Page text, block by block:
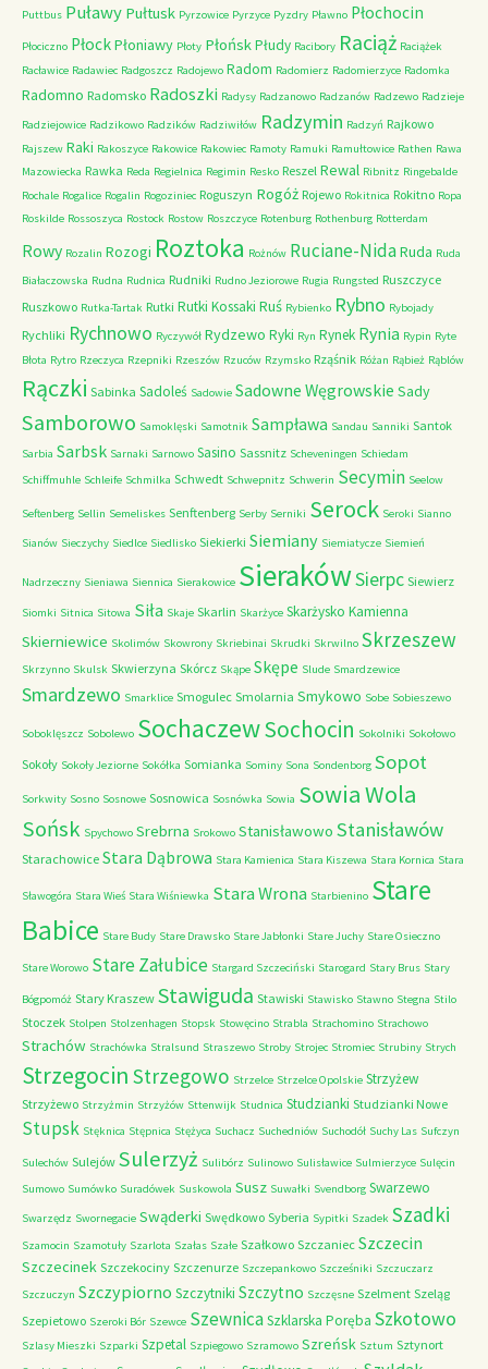
Puttbus Puławy Pułtusk Pyrzowice Pyrzyce Pyzdry Pławno Płochocin
Płociczno PłockPłoniawy Płoty PłońskPłudy Racibory Raciąż Raciążek
Racławice Radawiec Radgoszcz Radojewo Radom Radomierz Radomierzyce Radomka
Radomno Radomsko Radoszki Radysy Radzanowo Radzanów Radzewo Radzieje
Radziejowice Radzikowo Radzików Radziwiłów Radzymin Radzyń Rajkowo
Rajszew Raki Rakoszyce Rakowice Rakowiec Ramoty Ramuki Ramułtowice Rathen Rawa
Mazowiecka Rawka Reda Regielnica Regimin Resko Reszel Rewal Ribnitz Ringebalde
Rochale Rogalice Rogalin Rogoziniec Roguszyn Rogóż Rojewo Rokitnica Rokitno Ropa
Roskilde Rossoszyca Rostock Rostow Roszczyce Rotenburg Rothenburg Rotterdam
Rowy Rozalin Rozogi Roztoka Rożnów Ruciane-NidaRuda Ruda
Białaczowska Rudna Rudnica Rudniki Rudno Jeziorowe Rugia Rungsted Ruszczyce
Ruszkowo Rutka-Tartak Rutki Rutki Kossaki Ruś Rybienko Rybno Rybojady
Rychliki Rychnowo Ryczywół Rydzewo Ryki Ryn Rynek Rynia Rypin Ryte
Błota Rytro Rzeczyca Rzepniki Rzeszów Rzuców Rzymsko Rząśnik Różan Rąbież Rąblów
Rączki Sabinka Sadoleś Sadowie Sadowne Węgrowskie Sady
Samborowo Samoklęski Samotnik Sampława Sandau Sanniki Santok
Sarbia Sarbsk Sarnaki Sarnowo Sasino Sassnitz Scheveningen Schiedam
Schiffmuhle Schleife Schmilka Schwedt Schwepnitz Schwerin Secymin Seelow
Seftenberg Sellin Semeliskes Senftenberg Serby Serniki Serock Seroki Sianno
Sianów Sieczychy Siedlce Siedlisko Siekierki Siemiany Siemiatycze Siemień
Nadrzeczny Sieniawa Siennica Sierakowice SierakówSierpc Siewierz
Siomki Sitnica Sitowa Siła Skaje Skarlin Skarżyce Skarżysko Kamienna
Skierniewice Skolimów Skowrony Skriebinai Skrudki Skrwilno Skrzeszew
Skrzynno Skulsk Skwierzyna Skórcz Skąpe Skępe Slude Smardzewice
Smardzewo Smarklice Smogulec Smolarnia Smykowo Sobe Sobieszewo
Soboklęszcz Sobolewo SochaczewSochocin Sokolniki Sokołowo
Sokoły Sokoły Jeziorne Sokółka Somianka Sominy Sona Sondenborg Sopot
Sorkwity Sosno Sosnowe Sosnowica Sosnówka Sowia Sowia Wola
Sońsk Spychowo Srebrna Srokowo Stanisławowo Stanisławów
Starachowice Stara Dąbrowa Stara Kamienica Stara Kiszewa Stara Kornica Stara
Sławogóra Stara Wieś Stara Wiśniewka Stara Wrona Starbienino Stare
Babice Stare Budy Stare Drawsko Stare Jabłonki Stare Juchy Stare Osieczno
Stare Worowo Stare Załubice Stargard Szczeciński Starogard Stary Brus Stary
Bógpomóż Stary Kraszew Stawiguda Stawiski Stawisko Stawno Stegna Stilo
Stoczek Stolpen Stolzenhagen Stopsk Stowęcino Strabla Strachomino Strachowo
Strachów Strachówka Stralsund Straszewo Stroby Strojec Stromiec Strubiny Strych
Strzegocin Strzegowo Strzelce Strzelce Opolskie Strzyżew
Strzyżewo Strzyżmin Strzyżów Sttenwijk Studnica Studzianki Studzianki Nowe
Stupsk Stęknica Stępnica Stężyca Suchacz Suchedniów Suchodół Suchy Las Sufczyn
Sulechów Sulejów Sulerzyż Sulibórz Sulinowo Sulisławice Sulmierzyce Sulęcin
Sumowo Sumówko Suradówek Suskowola Susz Suwałki Svendborg Swarzewo
Swarzędz Swornegacie Swąderki Swędkowo Syberia Sypitki Szadek Szadki
Szamocin Szamotuły Szarlota Szałas Szałe Szałkowo Szczaniec Szczecin
Szczecinek Szczekociny Szczenurze Szczepankowo Szcześniki Szczuczarz
Szczuczyn Szczypiorno Szczytniki Szczytno Szczęsne Szelment Szeląg
Szepietowo Szeroki Bór Szewce SzewnicaSzklarska Poręba Szkotowo
Szlasy Mieszki Szparki Szpetal Szpiegowo Szramowo Szreńsk Sztum Sztynort